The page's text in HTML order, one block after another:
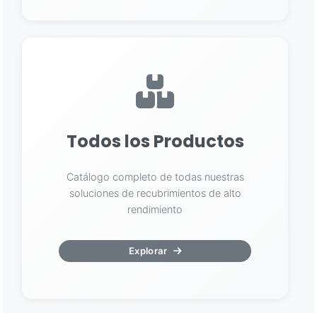
Todos los Productos
Catálogo completo de todas nuestras
soluciones de recubrimientos de alto
rendimiento
Explorar